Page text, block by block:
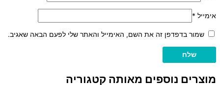
אימייל *
שמור בדפדפן זה את השם, האימייל והאתר שלי לפעם הבאה שאגיב.
מוצרים נוספים מאותה קטגוריה